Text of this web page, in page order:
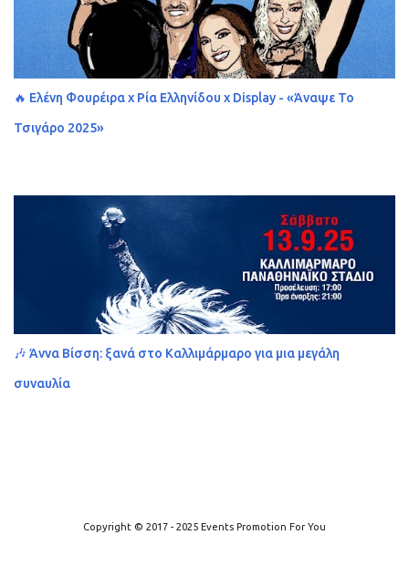
🔥 Ελένη Φουρέιρα x Ρία Ελληνίδου x Display - «Άναψε Το
Τσιγάρο 2025»
🎶 Άννα Βίσση: ξανά στο Καλλιμάρμαρο για μια μεγάλη
συναυλία
Copyright © 2017 - 2025 Events Promotion For You